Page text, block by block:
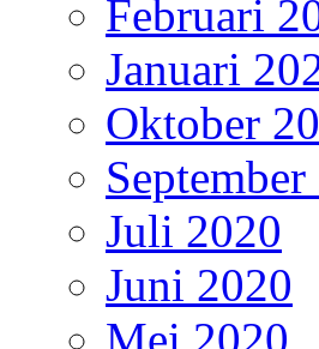
Februari
Januari
Oktober
Juli 2020
Juni 2020
Mei 2020